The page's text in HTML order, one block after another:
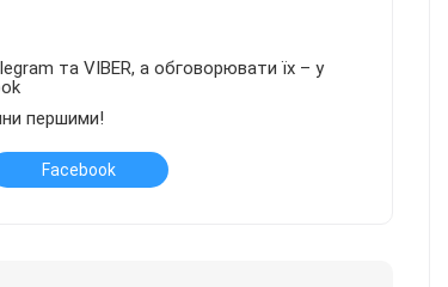
та VIBER, а обговорювати їх – у
першими!
Facebook